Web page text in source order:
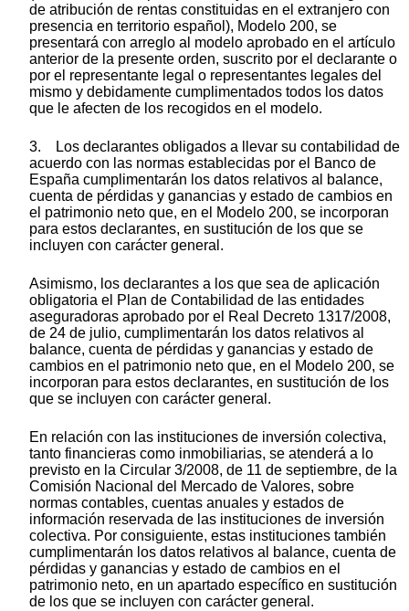
de atribución de rentas constituidas en el extranjero con
presencia en territorio español), Modelo 200, se
presentará con arreglo al modelo aprobado en el artículo
anterior de la presente orden, suscrito por el declarante o
por el representante legal o representantes legales del
mismo y debidamente cumplimentados todos los datos
que le afecten de los recogidos en el modelo.
3. Los declarantes obligados a llevar su contabilidad de
acuerdo con las normas establecidas por el Banco de
España cumplimentarán los datos relativos al balance,
cuenta de pérdidas y ganancias y estado de cambios en
el patrimonio neto que, en el Modelo 200, se incorporan
para estos declarantes, en sustitución de los que se
incluyen con carácter general.
Asimismo, los declarantes a los que sea de aplicación
obligatoria el Plan de Contabilidad de las entidades
aseguradoras aprobado por el Real Decreto 1317/2008,
de 24 de julio, cumplimentarán los datos relativos al
balance, cuenta de pérdidas y ganancias y estado de
cambios en el patrimonio neto que, en el Modelo 200, se
incorporan para estos declarantes, en sustitución de los
que se incluyen con carácter general.
En relación con las instituciones de inversión colectiva,
tanto financieras como inmobiliarias, se atenderá a lo
previsto en la Circular 3/2008, de 11 de septiembre, de la
Comisión Nacional del Mercado de Valores, sobre
normas contables, cuentas anuales y estados de
información reservada de las instituciones de inversión
colectiva. Por consiguiente, estas instituciones también
cumplimentarán los datos relativos al balance, cuenta de
pérdidas y ganancias y estado de cambios en el
patrimonio neto, en un apartado específico en sustitución
de los que se incluyen con carácter general.